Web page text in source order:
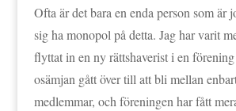
Ofta är det bara en enda person som är
sig ha monopol på detta. Jag har varit
flyttat in en ny rättshaverist i en
osämjan gått över till att bli mellan
medlemmar, och föreningen har fått